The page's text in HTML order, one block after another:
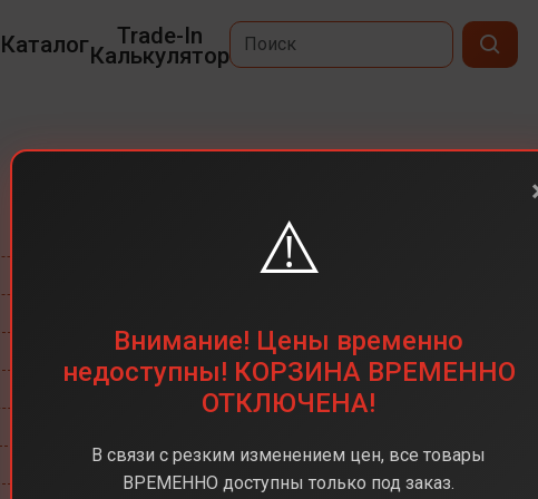
Каталог Trade-In
Калькулятор
12+12 (Двойная)
Apple A15 Bionic
iOS
⚠️
Внимание! Цены временно
недоступны! КОРЗИНА ВРЕМЕННО
ОТКЛЮЧЕНА!
В связи с резким изменением цен, все товары
ВРЕМЕННО доступны только под заказ.